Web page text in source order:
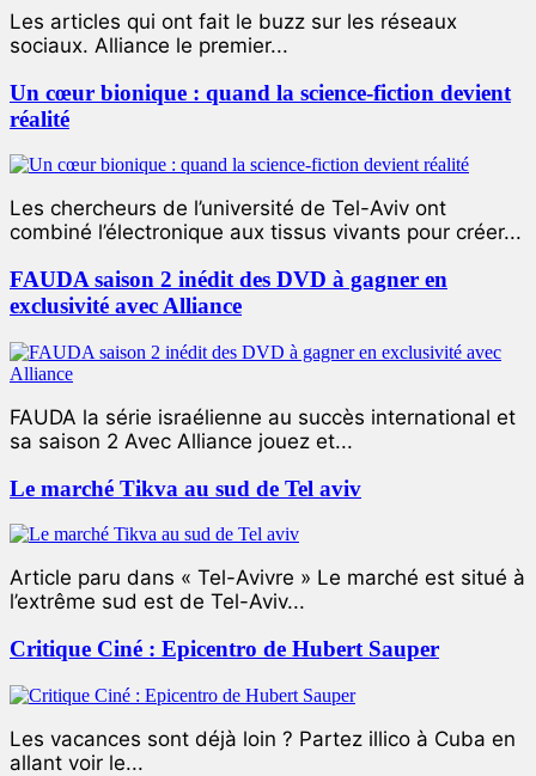
Les articles qui ont fait le buzz sur les réseaux
sociaux. Alliance le premier...
Un cœur bionique : quand la science-fiction devient
réalité
Les chercheurs de l’université de Tel-Aviv ont
combiné l’électronique aux tissus vivants pour créer...
FAUDA saison 2 inédit des DVD à gagner en
exclusivité avec Alliance
FAUDA la série israélienne au succès international et
sa saison 2 Avec Alliance jouez et...
Le marché Tikva au sud de Tel aviv
Article paru dans « Tel-Avivre » Le marché est situé à
l’extrême sud est de Tel-Aviv...
Critique Ciné : Epicentro de Hubert Sauper
Les vacances sont déjà loin ? Partez illico à Cuba en
allant voir le...